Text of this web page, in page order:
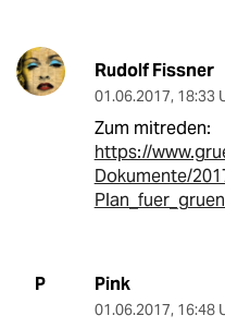
Rudolf Fissner
01.06.2017, 18:33
Zum mitreden:
https://
Dokumente/
P Pink
01.06.2017, 16:48